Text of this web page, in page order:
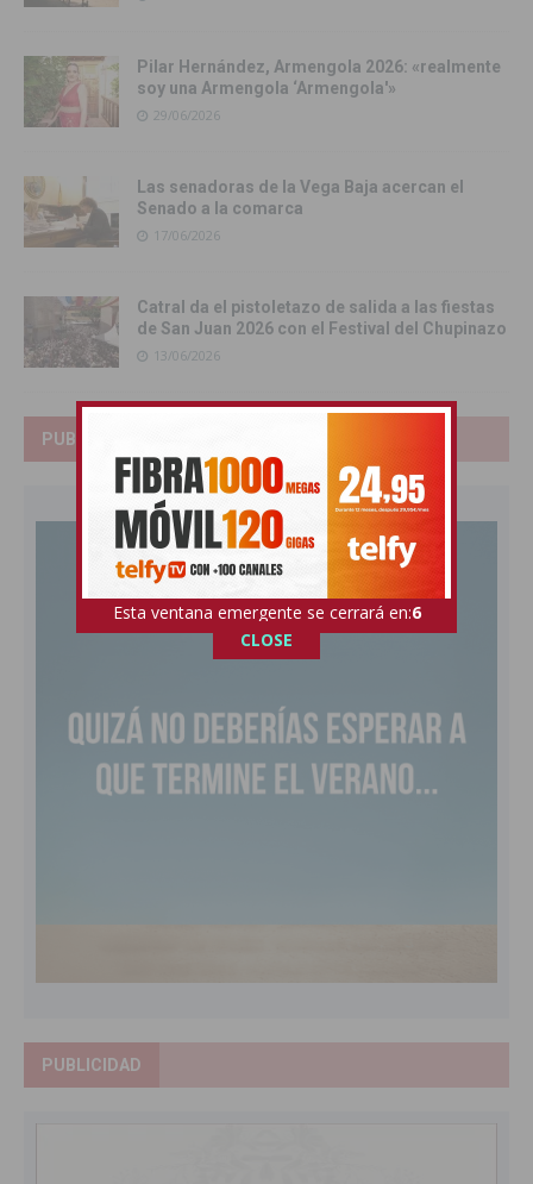
Pilar Hernández, Armengola 2026: «realmente
soy una Armengola ‘Armengola'»
29/06/2026
Las senadoras de la Vega Baja acercan el
Senado a la comarca
17/06/2026
Catral da el pistoletazo de salida a las fiestas
de San Juan 2026 con el Festival del Chupinazo
13/06/2026
PUBLICIDAD
PUBLICIDAD
Esta ventana emergente se cerrará en:4
CLOSE